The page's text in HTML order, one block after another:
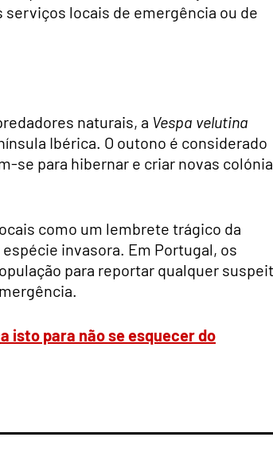
locais de emergência ou de
naturais, a Vespa velutina
Ibérica. O outono é considerado
se para hibernar e criar novas
como um lembrete trágico da
invasora. Em Portugal, os
para reportar qualquer
isto para não se esquecer do